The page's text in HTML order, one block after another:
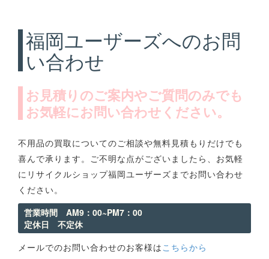
福岡ユーザーズへのお問
い合わせ
お見積りのご案内やご質問のみでも
お気軽にお問い合わせください。
不用品の買取についてのご相談や無料見積もりだけでも
喜んで承ります。ご不明な点がございましたら、お気軽
にリサイクルショップ福岡ユーザーズまでお問い合わせ
ください。
営業時間 AM9：00~PM7：00
定休日 不定休
メールでのお問い合わせのお客様は こちらから